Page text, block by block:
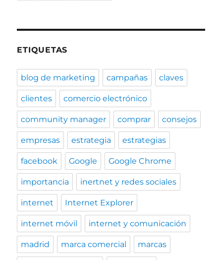
ETIQUETAS
blog de marketing campañas claves
clientes comercio electrónico
community manager comprar consejos
empresas estrategia estrategias
facebook Google Google Chrome
importancia inertnet y redes sociales
internet Internet Explorer
internet móvil internet y comunicación
madrid marca comercial marcas